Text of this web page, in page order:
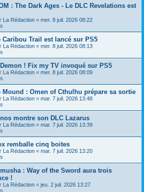
: The Dark Ages - Le DLC Revelations est
La Rédaction « mer. 8 juil. 2026 08:22
Caribou Trail est lancé sur PS5
La Rédaction « mer. 8 juil. 2026 08:13
! Fix my TV invoqué sur PS5
La Rédaction « mer. 8 juil. 2026 08:09
Mound : Omen of Cthulhu prépare sa sortie
La Rédaction « mar. 7 juil. 2026 13:48
montre son DLC Lazarus
La Rédaction « mar. 7 juil. 2026 13:39
remballe cinq boites
La Rédaction « mar. 7 juil. 2026 13:20
: Way of the Sword aura trois
!
La Rédaction « jeu. 2 juil. 2026 13:27